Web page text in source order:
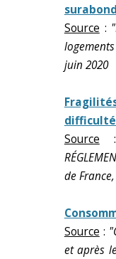
Source :
juin 2020
Source
de
Source :
et après